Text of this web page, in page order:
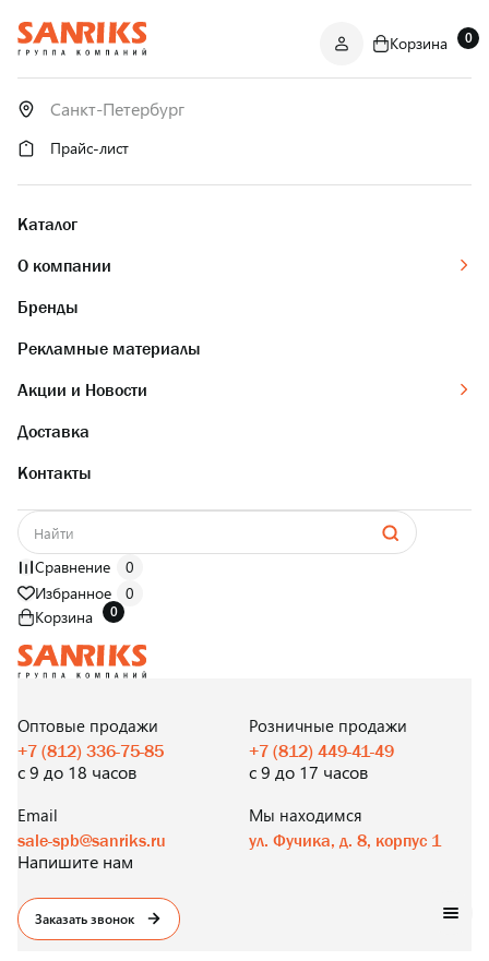
ОПТОМ
И В РОЗНИЦУ
Корзина 0
Прайс-лист
Каталог
О компании
Бренды
Рекламные материалы
Акции и Новости
Доставка
Контакты
Сравнение
0
Избранное
0
Корзина
0
И В РОЗНИЦУ
Оптовые продажи
+7 (812) 336-75-85
с 9 до 18 часов
Розничные продажи
+7 (812) 449-41-49
с 9 до 17 часов
Email
sale-spb@sanriks.ru
Напишите нам
Мы находимся
ул. Фучика, д. 8, корпус 1
Заказать звонок